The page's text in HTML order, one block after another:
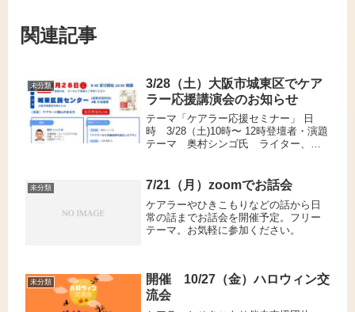
関連記事
未分類
3/28（土）大阪市城東区でケア
ラー応援講演会のお知らせ
テーマ「ケアラー応援セミナー」 日
時 3/28（土)10時〜 12時登壇者・演題
テーマ 奥村シンゴ氏 ライター、よ
氏 「ケアと仕事の両立」酒井清旭氏
「ヤングケアラーだった私...
未分類 7/21（月）zoomでお話会
ケアラーやひきこもりなどの話から日
常の話までお話会を開催予定。フリー
テーマ。お気軽に参加ください。
未分類
開催 10/27（金）ハロウィン交
流会